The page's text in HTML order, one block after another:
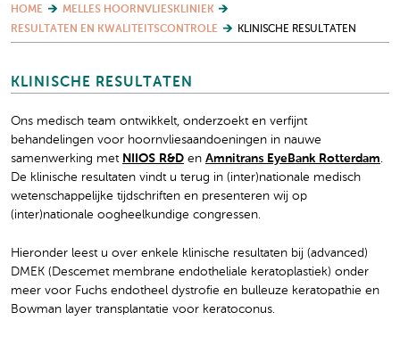
HOME
MELLES HOORNVLIESKLINIEK
RESULTATEN EN KWALITEITSCONTROLE
KLINISCHE RESULTATEN
KLINISCHE RESULTATEN
Ons medisch team ontwikkelt, onderzoekt en verfijnt
behandelingen voor hoornvliesaandoeningen in nauwe
samenwerking met NIIOS R&D en Amnitrans EyeBank Rotterdam.
De klinische resultaten vindt u terug in (inter)nationale medisch
wetenschappelijke tijdschriften en presenteren wij op
(inter)nationale oogheelkundige congressen.
Hieronder leest u over enkele klinische resultaten bij (advanced)
DMEK (Descemet membrane endotheliale keratoplastiek) onder
meer voor Fuchs endotheel dystrofie en bulleuze keratopathie en
Bowman layer transplantatie voor keratoconus.